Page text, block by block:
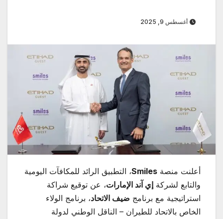
أغسطس 9, 2025
أعلنت منصة Smiles، التطبيق الرائد للمكافآت اليومية
والتابع لشركة إي آند الإمارات، عن توقيع شراكة
استراتيجية مع برنامج ضيف الاتحاد، برنامج الولاء
الخاص بالاتحاد للطيران – الناقل الوطني لدولة